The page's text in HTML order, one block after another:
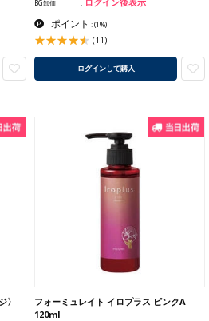
BG卸価 ログイン後表示
ポイント :(1%)
(11)
ログインして購入
〉
フォーミュレイト イロプラス ピンクA
120ml